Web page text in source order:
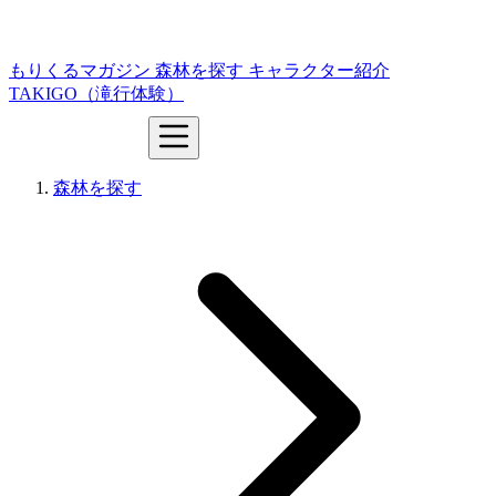
もりくるマガジン 森林を探す キャラクター紹介
TAKIGO（滝行体験）
森林を探す